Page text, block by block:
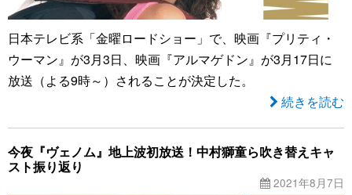
日本テレビ系「金曜ロードショー」で、映画『プリティ・
ウーマン』が3月3日、映画『アルマゲドン』が3月17日に
放送（よる9時～）されることが決定した。
続きを読む
今夜『ヴェノム』地上波初放送！中村獅童ら吹き替えキャ
スト振り返り
2021年8月7日